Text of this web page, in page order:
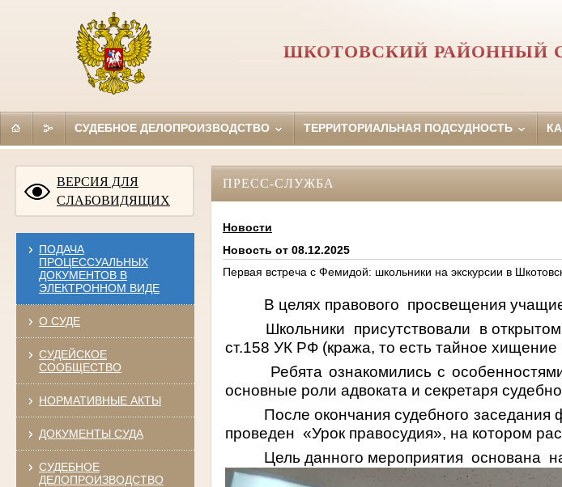
ШКОТОВСКИЙ РАЙОННЫЙ
СУДЕБНОЕ ДЕЛОПРОИЗВОДСТВО ТЕРРИТОРИАЛЬНАЯ ПОДСУДНОСТЬ
ВЕРСИЯ ДЛЯ
СЛАБОВИДЯЩИХ
ПОДАЧА
ПРОЦЕССУАЛЬНЫХ
ДОКУМЕНТОВ В
ЭЛЕКТРОННОМ ВИДЕ
О СУДЕ
СУДЕЙСКОЕ
СООБЩЕСТВО
НОРМАТИВНЫЕ АКТЫ
ДОКУМЕНТЫ СУДА
СУДЕБНОЕ
ДЕЛОПРОИЗВОДСТВО
ПРЕСС-СЛУЖБА
Новости
Новость от 08.12.2025
Первая встреча с Фемидой: школьники на экскурсии в
В целях правового просвещения
Школьники
присутствовали
в
ст.158 УК РФ (кража, то есть тайное
Ребята ознакомились с
основные роли адвоката и секретаря
После окончания судебного
проведен «Урок правосудия», на котором
Цель данного мероприятия основана